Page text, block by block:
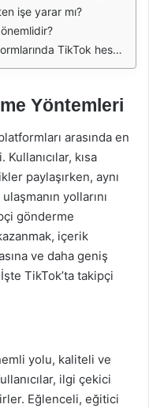
işe yarar mı?
tanıtmak neden faydalıdır?
Yöntemleri
arasında en
kısa
paylaşırken, aynı
yollarını
gönderme
içerik
ve daha geniş
TikTok’ta takipçi
yolu, kaliteli ve
ilgi çekici
Eğlenceli, eğitici